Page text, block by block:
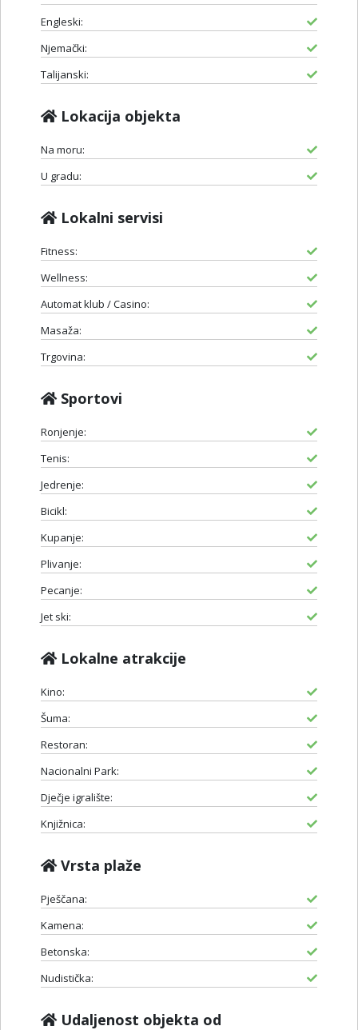
Engleski:
Njemački:
Talijanski:
Lokacija objekta
Na moru:
U gradu:
Lokalni servisi
Fitness:
Wellness:
Automat klub / Casino:
Masaža:
Trgovina:
Sportovi
Ronjenje:
Tenis:
Jedrenje:
Bicikl:
Kupanje:
Plivanje:
Pecanje:
Jet ski:
Lokalne atrakcije
Kino:
Šuma:
Restoran:
Nacionalni Park:
Dječje igralište:
Knjižnica:
Vrsta plaže
Pješčana:
Kamena:
Betonska:
Nudistička:
Udaljenost objekta od